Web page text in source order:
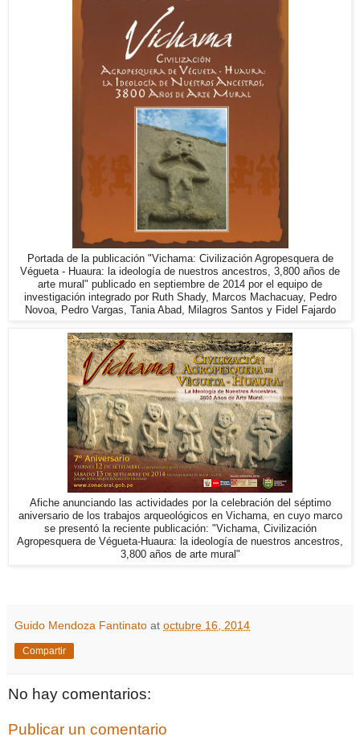
Portada de la publicación "Vichama: Civilización Agropesquera de
Végueta - Huaura: la ideología de nuestros ancestros, 3,800 años de
arte mural" publicado en septiembre de 2014 por el equipo de
investigación integrado por Ruth Shady, Marcos Machacuay, Pedro
Novoa, Pedro Vargas, Tania Abad, Milagros Santos y Fidel Fajardo
Afiche anunciando las actividades por la celebración del séptimo
aniversario de los trabajos arqueológicos en Vichama, en cuyo marco
se presentó la reciente publicación: "Vichama, Civilización
Agropesquera de Végueta-Huaura: la ideología de nuestros ancestros,
3,800 años de arte mural"
Guido Mendoza Fantinato at octubre 16, 2014
Compartir
No hay comentarios:
Publicar un comentario